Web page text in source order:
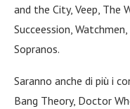
and the City, Veep, The
Succeession,
Sopranos.
Saranno anche di più i
Bang Theory, Doctor